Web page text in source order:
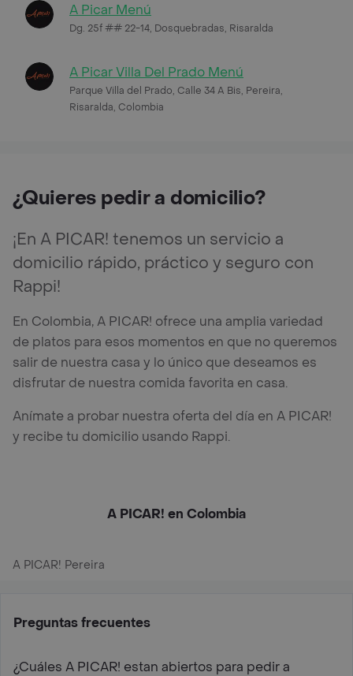
A Picar Menú
Dg. 25f ## 22-14, Dosquebradas, Risaralda
A Picar Villa Del Prado Menú
Parque Villa del Prado, Calle 34 A Bis, Pereira,
Risaralda, Colombia
¿Quieres pedir a domicilio?
¡En A PICAR! tenemos un servicio a
domicilio rápido, práctico y seguro con
Rappi!
En Colombia, A PICAR! ofrece una amplia variedad
de platos para esos momentos en que no queremos
salir de nuestra casa y lo único que deseamos es
disfrutar de nuestra comida favorita en casa.
Anímate a probar nuestra oferta del día en A PICAR!
y recibe tu domicilio usando Rappi.
A PICAR! en Colombia
A PICAR! Pereira
Preguntas frecuentes
¿Cuáles A PICAR! estan abiertos para pedir a